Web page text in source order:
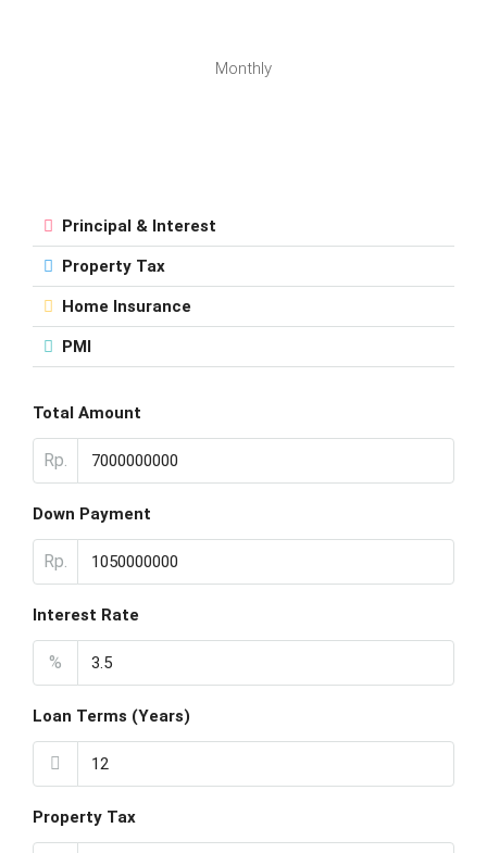
Monthly
Principal & Interest
Property Tax
Home Insurance
PMI
Total Amount
Rp.
Down Payment
Rp.
Interest Rate
%
Loan Terms (Years)
Property Tax